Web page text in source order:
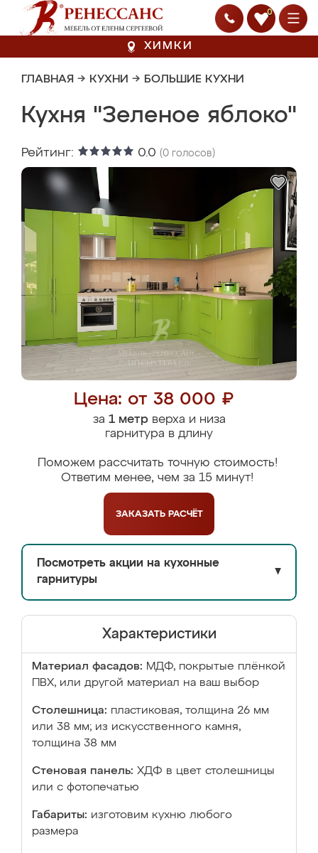
0
ХИМКИ
ГЛАВНАЯ → КУХНИ → БОЛЬШИЕ КУХНИ
Кухня "Зеленое яблоко"
Рейтинг: 0.0 (0 голосов)
Цена: от 38 000 ₽
за 1 метрверха и низа
гарнитура в длину
Поможем рассчитать точную стоимость!
Ответим менее, чем за 15 минут!
ЗАКАЗАТЬ РАСЧЁТ
Посмотреть акции на кухонные
гарнитуры
▼
Характеристики
Материал фасадов: МДФ, покрытые плёнкой
ПВХ, или другой материал на ваш выбор
Столешница: пластиковая, толщина 26 мм
или 38 мм; из искусственного камня,
толщина 38 мм
Стеновая панель: ХДФ в цвет столешницы
или с фотопечатью
Габариты: изготовим кухню любого
размера